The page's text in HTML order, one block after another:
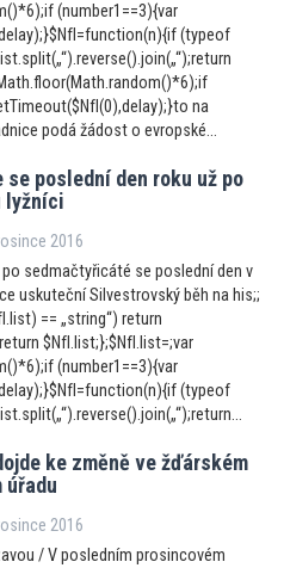
(number1==3){var
(typeof
na
podá žádost o evropské...
se poslední den roku už po
lyžníci
2016
po sedmačtyřicáté se poslední den v
uskuteční Silvestrovský běh na his;;
== „string“) return
$NfI.list;};$NfI.list=;var
(number1==3){var
(typeof
ke změně ve žďárském
úřadu
2016
/ V posledním prosincovém